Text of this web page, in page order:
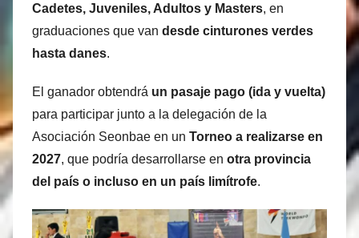
Cadetes, Juveniles, Adultos y Masters, en
graduaciones que van desde cinturones verdes
hasta danes.
El ganador obtendrá un pasaje pago (ida y vuelta)
para participar junto a la delegación de la
Asociación Seonbae en un Torneo a realizarse en
2027, que podría desarrollarse en otra provincia
del país o incluso en un país limítrofe.